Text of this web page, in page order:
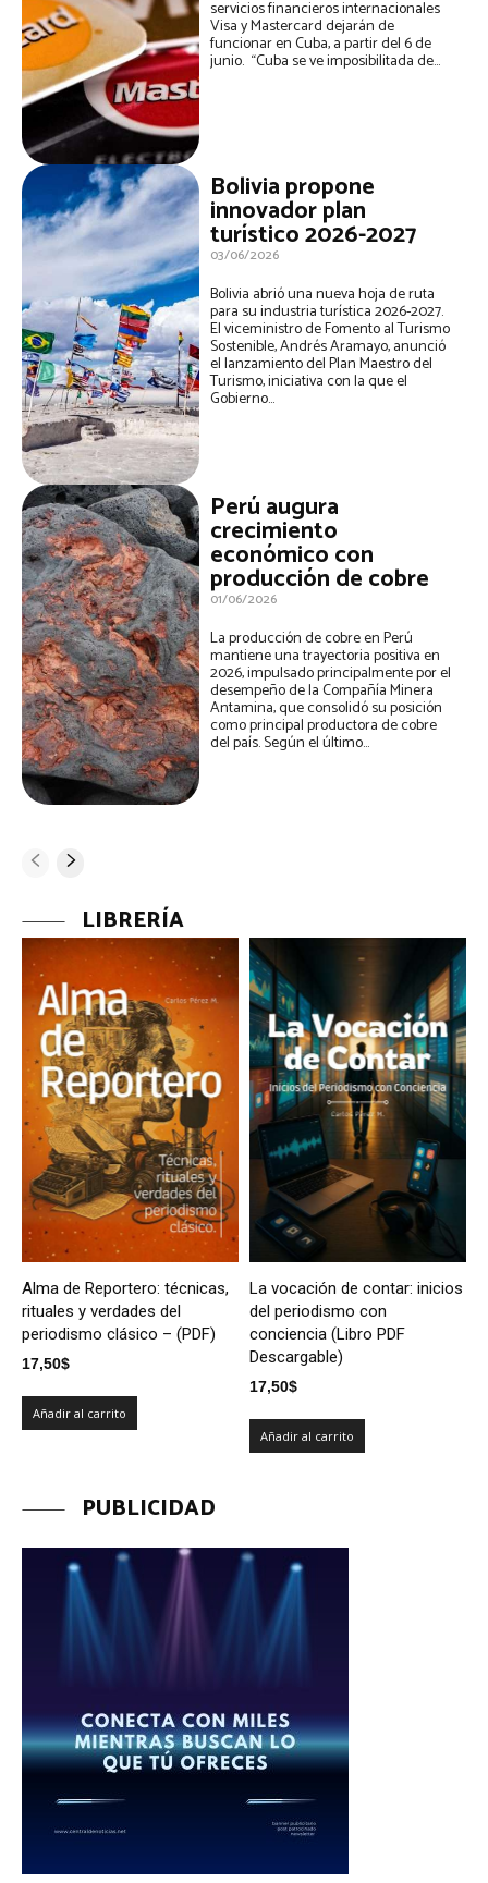
servicios financieros internacionales
Visa y Mastercard dejarán de
funcionar en Cuba, a partir del 6 de
junio. “Cuba se ve imposibilitada de...
Bolivia propone
innovador plan
turístico 2026-2027
03/06/2026
Bolivia abrió una nueva hoja de ruta
para su industria turística 2026-2027.
El viceministro de Fomento al Turismo
Sostenible, Andrés Aramayo, anunció
el lanzamiento del Plan Maestro del
Turismo, iniciativa con la que el
Gobierno...
Perú augura
crecimiento
económico con
producción de cobre
01/06/2026
La producción de cobre en Perú
mantiene una trayectoria positiva en
2026, impulsado principalmente por el
desempeño de la Compañía Minera
Antamina, que consolidó su posición
como principal productora de cobre
del país. Según el último...
LIBRERÍA
Alma de Reportero: técnicas,
rituales y verdades del
periodismo clásico – (PDF)
17,50$
Añadir al carrito
La vocación de contar: inicios
del periodismo con
conciencia (Libro PDF
Descargable)
17,50$
Añadir al carrito
PUBLICIDAD